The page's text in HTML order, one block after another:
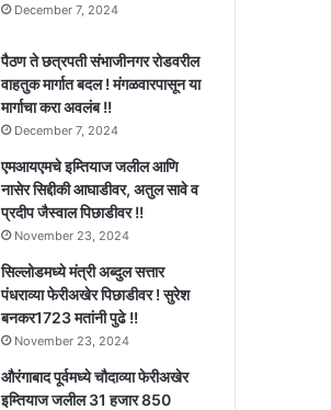
December 7, 2024
पैठण ते छत्रपती संभाजीनगर रोडवरील
वाहतुक मार्गात बदल ! मंगळवारपासून या
मार्गाचा करा अवलंब !!
December 7, 2024
एमआयएमचे इम्तियाज जलील आणि
नासेर सिद्दीकी आघाडीवर, अतुल सावे व
प्रदीप जैस्वाल पिछाडीवर !!
November 23, 2024
सिल्लोडमध्ये मंत्री अब्दुल सत्तार
पंधराव्या फेरीअखेर पिछाडीवर ! सुरेश
बनकर1723 मतांनी पुढे !!
November 23, 2024
औरंगाबाद पूर्वमध्ये चौदाव्या फेरीअखेर
इम्तियाज जलील 31 हजार 850